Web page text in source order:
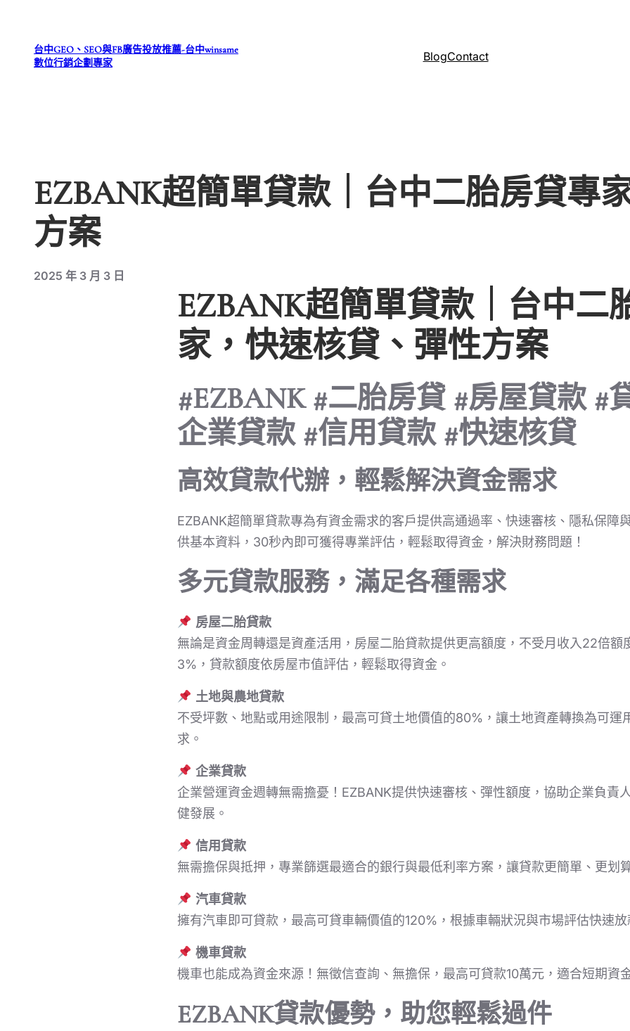
台中GEO、SEO與FB廣告投放推薦-台中winsame
數位行銷企劃專家
BlogContact
EZBANK超簡單貸款｜台中二胎房貸專
方案
2025 年 3 月 3 日
EZBANK超簡單貸款｜台中二
家，快速核貸、彈性方案
#EZBANK #二胎房貸 #房屋貸款 #
企業貸款 #信用貸款 #快速核貸
高效貸款代辦，輕鬆解決資金需求
EZBANK超簡單貸款專為有資金需求的客戶提供高通過率、快速審核、隱私保障
供基本資料，30秒內即可獲得專業評估，輕鬆取得資金，解決財務問題！
多元貸款服務，滿足各種需求
房屋二胎貸款
無論是資金周轉還是資產活用，房屋二胎貸款提供更高額度，不受月收入22倍額
3%，貸款額度依房屋市值評估，輕鬆取得資金。
土地與農地貸款
不受坪數、地點或用途限制，最高可貸土地價值的80%，讓土地資產轉換為可運
求。
企業貸款
企業營運資金週轉無需擔憂！EZBANK提供快速審核、彈性額度，協助企業負責
健發展。
信用貸款
無需擔保與抵押，專業篩選最適合的銀行與最低利率方案，讓貸款更簡單、更划
汽車貸款
擁有汽車即可貸款，最高可貸車輛價值的120%，根據車輛狀況與市場評估快速放
機車貸款
機車也能成為資金來源！無徵信查詢、無擔保，最高可貸款10萬元，適合短期資
EZBANK貸款優勢，助您輕鬆過件